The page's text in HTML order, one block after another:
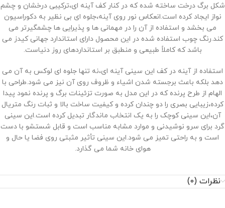
شکل برگ درخت ساخته شده که در کنار کف آینه ‌ای،ترکیبی درخشان و چشم‌
نواز ایجاد کرده است.انعکاس نور روی آینه،جلوه ‌ای بی‌ نظیر به دکوراسیون
می ‌بخشد و استفاده از آن را در مهمانی ‌ها و پذیرایی ‌ها چشمگیرتر می‌
کند.رنگ چوب استفاده شده در این محصول دارای استاندارد جهانی کیدز می
‌باشد که کاملاً طبیعی و منطبق بر استانداردهای روز دنیاست.
استفاده از آینه در کف این سینی آینه ای،نه تنها جلوه‌ ای لوکس به آن می
‌دهد بلکه باعث برجسته شدن اشیاء و ظروف روی آن نیز می ‌شود.طراحی با
الهام از طرح پرنده که در این مدل به صورت تزئینات برگ و پرنده نمود پیدا
کرده،زیبایی بصری را دو چندان کرده و کیفیت ساخت بالا و ثبات رنگ متریال
آن،این سینی کوچک را به یک انتخاب ماندگار تبدیل کرده است.این سینی
گرد برای سرو نوشیدنی و موارد مشابه مناسب است و قابل شستشو با دست
است و به راحتی تمیز می ‌شود.این سینی تأثیر مثبتی روی فضا یا حال و
هوای خانه شما می ‌گذارد.
نظرات (0)